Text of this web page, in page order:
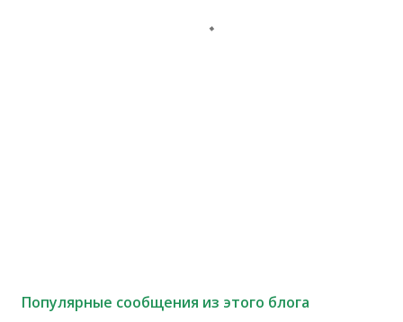
Популярные сообщения из этого блога